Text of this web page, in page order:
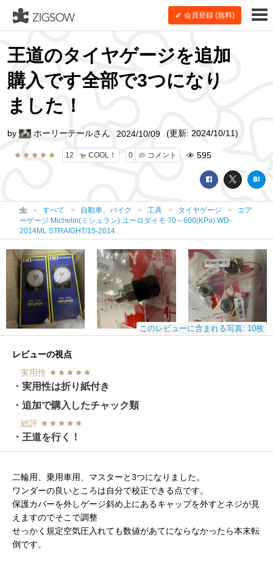
会員登録 (無料)
王道のタイヤゲージを追加
購入です全部で3つになり
ました！
12 COOL！ 0 コメント 595
by ホーリーテールさん 2024/10/09 (更新: 2024/10/11)
すべて 自動車、バイク 工具 タイヤゲージ
エア
ーゲージ Michelin(ミシュラン) ユーロダイモ 70～600(KPa) WD-
2014ML STRAIGHT/15-2014
このレビューに含まれる写真: 10枚
レビューの視点
実用性
・実用性は折り紙付き
・追加で購入したチャック類
総評
・王道を行く！
二輪用、乗用車用、マスターと3つになりました。
ワンダーの良いところは自分で校正できる点です。
保護カバーを外しゲージ斜め上にあるキャップを外すとネジが見
えますのでそこで調整
せっかく規定空気圧入れても数値があてにならなかったら本末転
倒です。